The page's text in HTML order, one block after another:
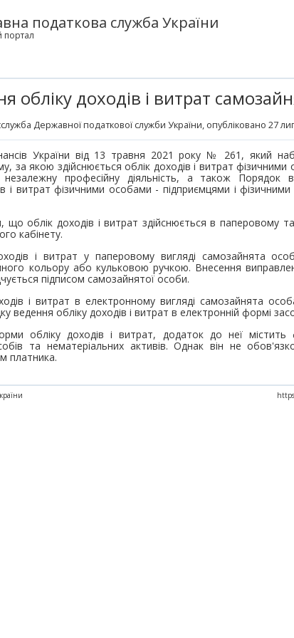
податкова служба України
портал
обліку доходів і витрат
Державної податкової служби України, опубліковано 27
України від 13 травня 2021 року № 261, який
за якою здійснюється облік доходів і витрат фізичними
професійну діяльність, а також
і витрат фізичними особами - підприємцями і
що облік доходів і витрат здійснюється в паперовому
кабінету.
і витрат у паперовому вигляді самозайнята
кольору або кульковою ручкою. Внесення
підписом самозайнятої особи.
і витрат в електронному вигляді самозайнята
ведення обліку доходів і витрат в електронній формі
обліку доходів і витрат, додаток до неї містить
та нематеріальних активів. Однак він не
платника.